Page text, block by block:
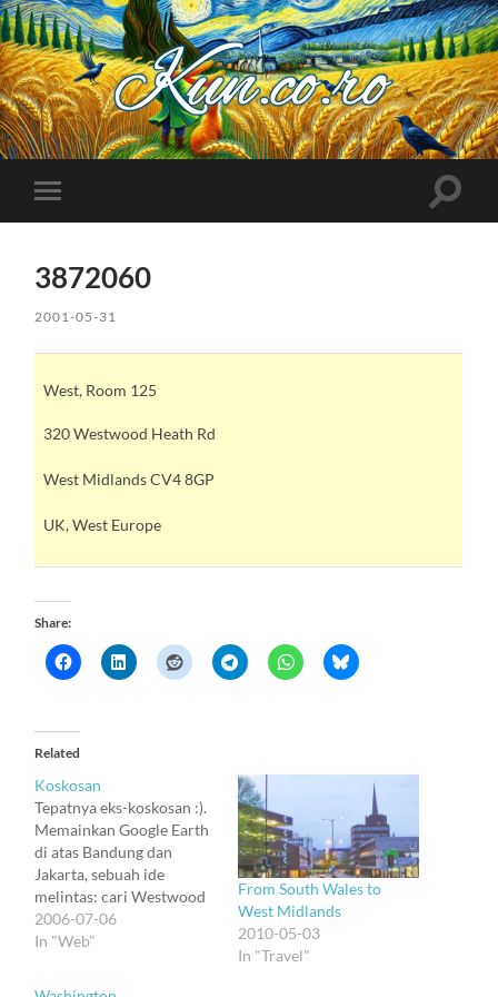
Kuncoro++
Toggle
mobile
Toggle
3872060
2001-05-31
West, Room 125
320 Westwood Heath Rd
West Midlands CV4 8GP
UK, West Europe
Share:
Related
Koskosan
Tepatnya eks-koskosan :).
Memainkan Google Earth
di atas Bandung dan
Jakarta, sebuah ide
melintas: cari Westwood
Heath Road :). Beruntung,
Coventry dan sekitarnya
2006-07-06
In "Web"
From South Wales to
West Midlands
2010-05-03
In "Travel"